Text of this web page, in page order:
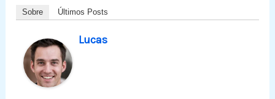
Sobre Últimos Posts
Lucas